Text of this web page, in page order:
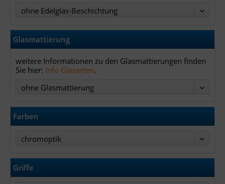
Glasmattierung
weitere Informationen zu den Glasmattierungen finden
Sie hier: Info Glasarten.
Farben
Griffe